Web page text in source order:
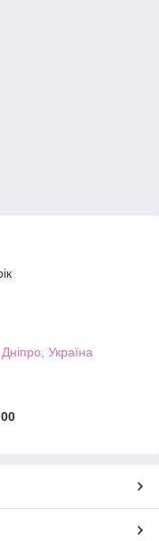
Україна